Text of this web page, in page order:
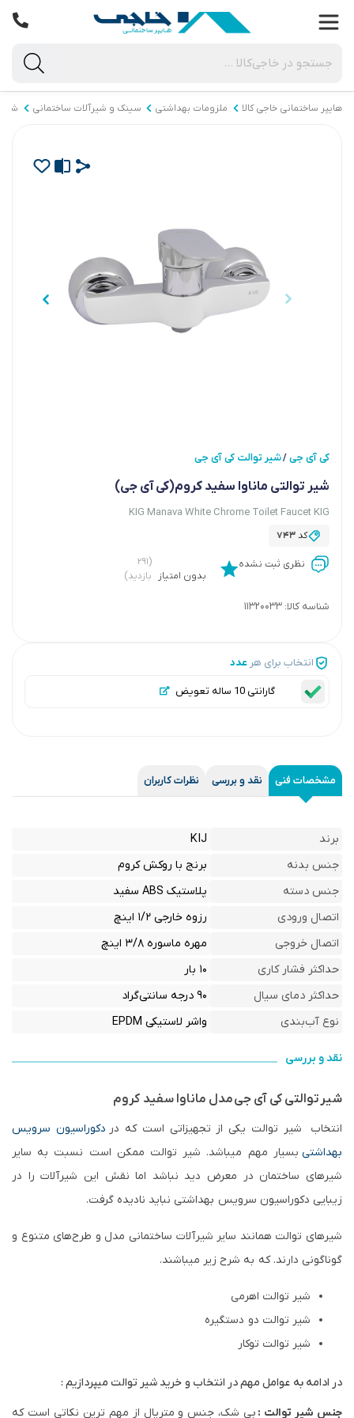
هایپر ساختمانی خاجی‌ کالا ملزومات بهداشتی سینک و شیرآلات ساختمانی
کی آی جی/شیر توالت کی آی جی
شیر توالتی ماناوا سفید کروم(کی آی جی)
KIG Manava White Chrome Toilet Faucet KIG
کد743
نظری ثبت نشده
بدون امتیاز
(۲۹۱
بازدید)
شناسه کالا: 11320033
انتخاب برای هر عدد
گارانتی 10 ساله تعویض
مشخصات فنی نقد و بررسی نظرات کاربران
برند
KIJ
جنس بدنه
برنج با روکش کروم
جنس دسته
پلاستیک ABS سفید
اتصال ورودی
رزوه خارجی ۱/۲ اینچ
اتصال خروجی
مهره ماسوره ۳/۸ اینچ
حداکثر فشار کاری
۱۰ بار
حداکثر دمای سیال
۹۰ درجه سانتی‌گراد
نوع آب‌بندی
واشر لاستیکی EPDM
نقد و بررسی
شیر توالتی کی آی جی مدل ماناوا سفید کروم
انتخاب شیر توالت یکی از تجهیزاتی است که در دکوراسیون سرویس
بهداشتی بسیار مهم میباشد. شیر توالت ممکن است نسبت به سایر
شیرهای ساختمان در معرض دید نباشد اما نقش این شیرآلات را در
زیبایی دکوراسیون سرویس بهداشتی نباید نادیده گرفت.
شیرهای توالت همانند سایر شیرآلات ساختمانی مدل و طرح‌های متنوع و
گوناگونی دارند. که به شرح زیر میباشند.
شیر توالت اهرمی
شیر توالت دو دستگیره
شیر توالت توکار
در ادامه به عوامل مهم در انتخاب و خرید شیر توالت میپردازیم :
جنس شیر توالت : بی شک، جنس و متریال از مهم ترین نکاتی است که